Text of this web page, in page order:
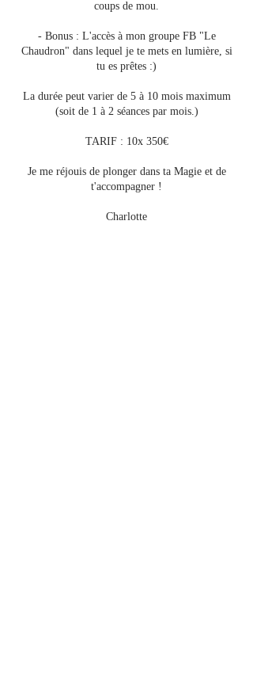
coups de mou.
- Bonus : L'accès à mon groupe FB "Le
Chaudron" dans lequel je te mets en lumière, si
tu es prêtes :)
La durée peut varier de 5 à 10 mois maximum
(soit de 1 à 2 séances par mois.)
TARIF : 10x 350€
Je me réjouis de plonger dans ta Magie et de
t'accompagner !
Charlotte